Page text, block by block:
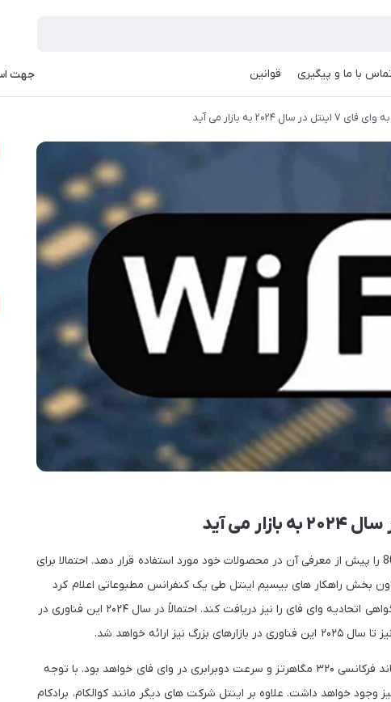
با ما و پیگیری قوانین جهت
۲۰۲۴ به بازار می آید
اکنون اینتل قصد دارد در سال ۲۰۲۴ فناوری وای فای ۷ یا 802.11be را پیش از معرفی آن در محصولات خود مورد استفاده قرار دهد. احتمالا برای
بخش راهکار های بیسیم اینتل طی یک کنفرانس مطبوعاتی اعلام کرد
این شرکت هم اکنون روی توسعه وای فای 7 کار می‌کند تا بتواند گواهی اتحادیه وای فای را نیز دریافت کند. احتمالاً در سال ۲۰۲۴ این فناوری در
به گفته مک لاکین این فناوری دارای مشخصات فنی مانند پهنای باند فرکانسی ۳۲۰ مگاهرتز و سرعت دوبرابری در وای فای خواهد بود. با توجه
خواهد داشت. علاوه بر اینتل شرکت های دیگر مانند کوالکام، برادکام